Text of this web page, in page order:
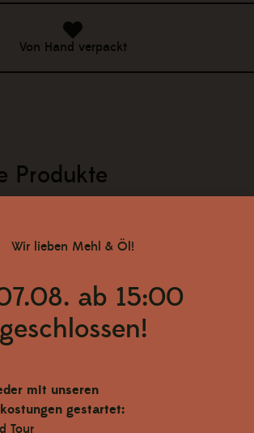
Von Hand verpackt
Produkte
Wir lieben Mehl & Öl!
ab 15:00
geschlossen!
mit unseren
gestartet:
Tour